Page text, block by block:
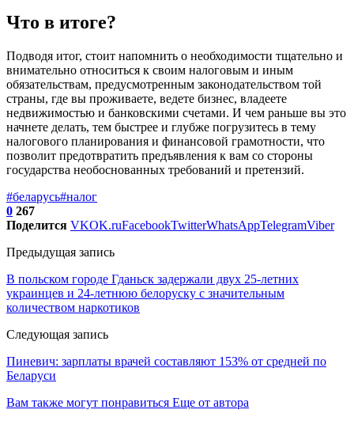
Что в итоге?
Подводя итог, стоит напомнить о необходимости тщательно и
внимательно относиться к своим налоговым и иным
обязательствам, предусмотренным законодательством той
страны, где вы проживаете, ведете бизнес, владеете
недвижимостью и банковскими счетами. И чем раньше вы это
начнете делать, тем быстрее и глубже погрузитесь в тему
налогового планирования и финансовой грамотности, что
позволит предотвратить предъявления к вам со стороны
государства необоснованных требований и претензий.
#беларусь#налог
0 267
Поделится VKOK.ruFacebookTwitterWhatsAppTelegramViber
Предыдущая запись
В польском городе Гданьск задержали двух 25-летних
украинцев и 24-летнюю белоруску с значительным
количеством наркотиков
Следующая запись
Пиневич: зарплаты врачей составляют 153% от средней по
Беларуси
Вам также могут понравиться Еще от автора